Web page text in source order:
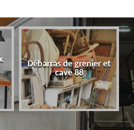
Débarras de grenier et
cave 88